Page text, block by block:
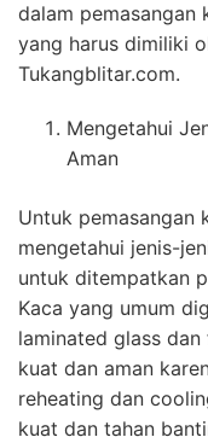
dalam pemasangan
yang harus dimiliki
Tukangblitar.com.
Mengetahui
Aman
Untuk pemasangan
mengetahui jenis-
untuk ditempatkan
Kaca yang umum
laminated glass
kuat dan aman
reheating dan
kuat dan tahan